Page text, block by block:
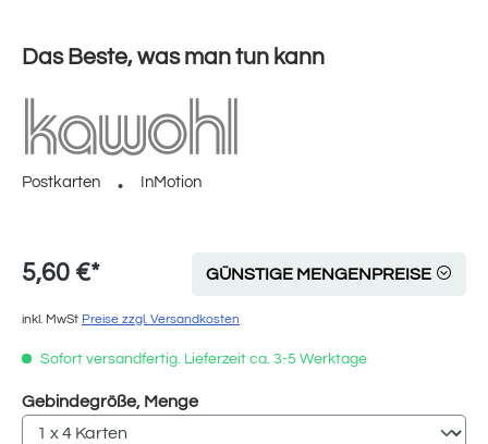
Das Beste, was man tun kann
Postkarten InMotion
5,60 €* GÜNSTIGE MENGENPREISE
inkl. MwSt Preise zzgl. Versandkosten
Sofort versandfertig. Lieferzeit ca. 3-5 Werktage
Gebindegröße, Mengeauswählen